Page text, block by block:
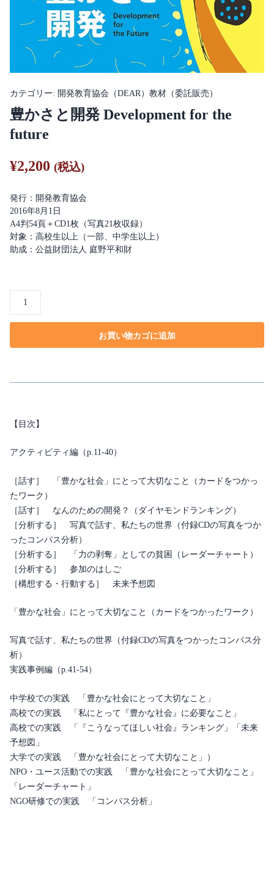
カテゴリー: 開発教育協会（DEAR）教材（委託販売）
豊かさと開発 Development for the
future
¥2,200 (税込)
発行：開発教育協会
2016年8月1日
A4判54頁＋CD1枚（写真21枚収録）
対象：高校生以上（一部、中学生以上）
助成：公益財団法人 庭野平和財
さ
開
個
お買い物カゴに追加
【目次】
アクティビティ編（p.11-40）
［話す］ 「豊かな社会」にとって大切なこと（カードをつかっ
たワーク）
［話す］ なんのための開発？（ダイヤモンドランキング）
［分析する］ 写真で話す、私たちの世界（付録CDの写真をつか
ったコンパス分析）
［分析する］ 「力の剥奪」としての貧困（レーダーチャート）
［分析する］ 参加のはしご
［構想する・行動する］ 未来予想図
「豊かな社会」にとって大切なこと（カードをつかったワーク）
写真で話す、私たちの世界（付録CDの写真をつかったコンパス分
析）
実践事例編（p.41-54）
中学校での実践 「豊かな社会にとって大切なこと」
高校での実践 「私にとって『豊かな社会』に必要なこと」
高校での実践 「『こうなってほしい社会』ランキング」「未来
予想図」
大学での実践 「豊かな社会にとって大切なこと」）
NPO・ユース活動での実践 「豊かな社会にとって大切なこと」
「レーダーチャート」
NGO研修での実践 「コンパス分析」